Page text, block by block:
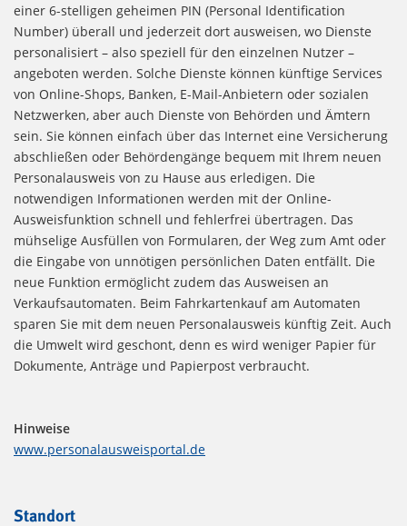
einer 6-stelligen geheimen PIN (Personal Identification
Number) überall und jederzeit dort ausweisen, wo Dienste
personalisiert – also speziell für den einzelnen Nutzer –
angeboten werden. Solche Dienste können künftige Services
von Online-Shops, Banken, E-Mail-Anbietern oder sozialen
Netzwerken, aber auch Dienste von Behörden und Ämtern
sein. Sie können einfach über das Internet eine Versicherung
abschließen oder Behördengänge bequem mit Ihrem neuen
Personalausweis von zu Hause aus erledigen. Die
notwendigen Informationen werden mit der Online-
Ausweisfunktion schnell und fehlerfrei übertragen. Das
mühselige Ausfüllen von Formularen, der Weg zum Amt oder
die Eingabe von unnötigen persönlichen Daten entfällt. Die
neue Funktion ermöglicht zudem das Ausweisen an
Verkaufsautomaten. Beim Fahrkartenkauf am Automaten
sparen Sie mit dem neuen Personalausweis künftig Zeit. Auch
die Umwelt wird geschont, denn es wird weniger Papier für
Dokumente, Anträge und Papierpost verbraucht.
Hinweise
www.personalausweisportal.de
Standort